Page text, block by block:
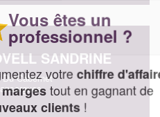
SANDRINE
Cabernet
êtes un
?
votrechiffre d'affaireset
tout en gagnant de
!